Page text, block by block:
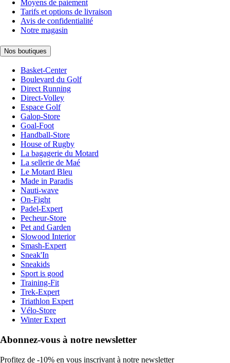
Moyens de paiement
Tarifs et options de livraison
Avis de confidentialité
Notre magasin
Nos boutiques
Basket-Center
Boulevard du Golf
Direct Running
Direct-Volley
Espace Golf
Galop-Store
Goal-Foot
Handball-Store
House of Rugby
La bagagerie du Motard
La sellerie de Maé
Le Motard Bleu
Made in Paradis
Nauti-wave
On-Fight
Padel-Expert
Pecheur-Store
Pet and Garden
Slowood Interior
Smash-Expert
Sneak'In
Sneakids
Sport is good
Training-Fit
Trek-Expert
Triathlon Expert
Vélo-Store
Winter Expert
Abonnez-vous à notre newsletter
Profitez de -10% en vous inscrivant à notre newsletter